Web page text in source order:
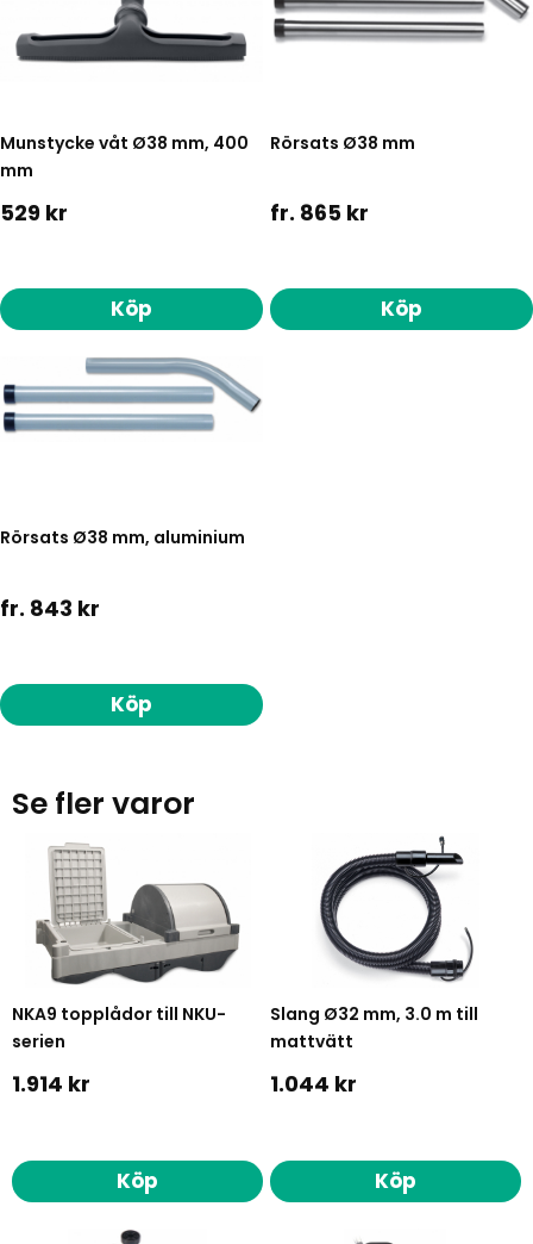
Munstycke våt Ø38 mm, 400
mm
529 kr
Köp
Rörsats Ø38 mm
fr. 865 kr
Köp
Rörsats Ø38 mm, aluminium
fr. 843 kr
Köp
Se fler varor
NKA9 topplådor till NKU-
serien
1.914 kr
Köp
Slang Ø32 mm, 3.0 m till
mattvätt
1.044 kr
Köp